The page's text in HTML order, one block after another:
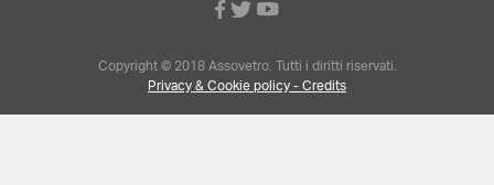
Copyright © 2018 Assovetro. Tutti i diritti riservati.
Privacy & Cookie policy - Credits